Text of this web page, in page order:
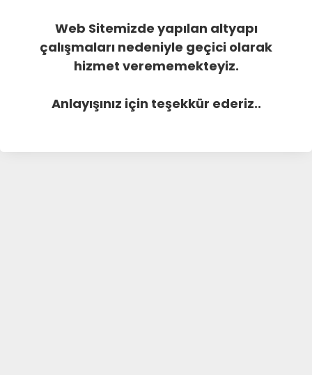
Web Sitemizde yapılan altyapı
çalışmaları nedeniyle geçici olarak
hizmet verememekteyiz.
Anlayışınız için teşekkür ederiz..